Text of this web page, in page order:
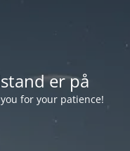
er på
for your patience!